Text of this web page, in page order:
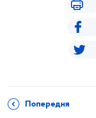
Попередня